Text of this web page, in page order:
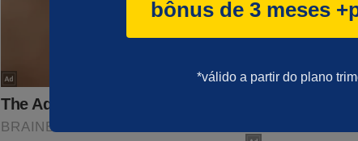
bônus de 3 meses
*válido a partir do plano
Quando uma mulher levanta outra, algo maior acontece. Surge
transformar famílias, comunidades e até o destino de uma